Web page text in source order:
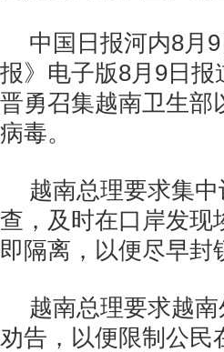
中国日报河内8月
报》电子版8月9日
晋勇召集越南卫生部
病毒。
越南总理要求集
查，及时在口岸发现
即隔离，以便尽早封
越南总理要求越
劝告，以便限制公民